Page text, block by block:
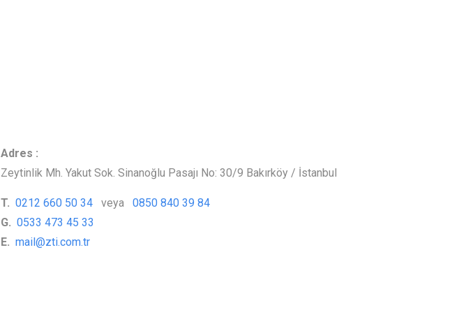
Adres :
Zeytinlik Mh. Yakut Sok. Sinanoğlu Pasajı No: 30/9 Bakırköy / İstanbul
T. 0212 660 50 34 veya 0850 840 39 84
G. 0533 473 45 33
E. mail@zti.com.tr